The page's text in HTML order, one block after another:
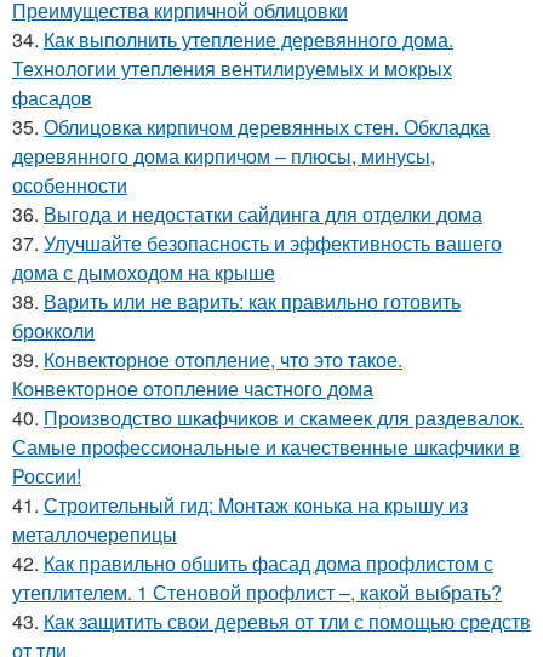
Преимущества кирпичной облицовки
34. Как выполнить утепление деревянного дома.
Технологии утепления вентилируемых и мокрых
фасадов
35. Облицовка кирпичом деревянных стен. Обкладка
деревянного дома кирпичом – плюсы, минусы,
особенности
36. Выгода и недостатки сайдинга для отделки дома
37. Улучшайте безопасность и эффективность вашего
дома с дымоходом на крыше
38. Варить или не варить: как правильно готовить
брокколи
39. Конвекторное отопление, что это такое.
Конвекторное отопление частного дома
40. Производство шкафчиков и скамеек для раздевалок.
Самые профессиональные и качественные шкафчики в
России!
41. Строительный гид: Монтаж конька на крышу из
металлочерепицы
42. Как правильно обшить фасад дома профлистом с
утеплителем. 1 Стеновой профлист –, какой выбрать?
43. Как защитить свои деревья от тли с помощью средств
от тли